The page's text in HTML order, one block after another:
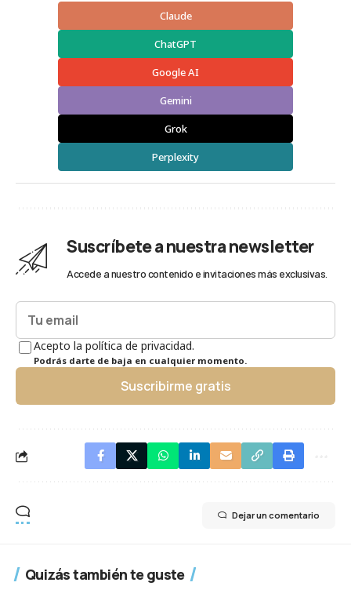
Claude
ChatGPT
Google AI
Gemini
Grok
Perplexity
Suscríbete a nuestra newsletter
Accede a nuestro contenido e invitaciones más exclusivas.
Acepto la política de privacidad.
Podrás darte de baja en cualquier momento.
Suscribirme gratis
Dejar un comentario
Quizás también te guste